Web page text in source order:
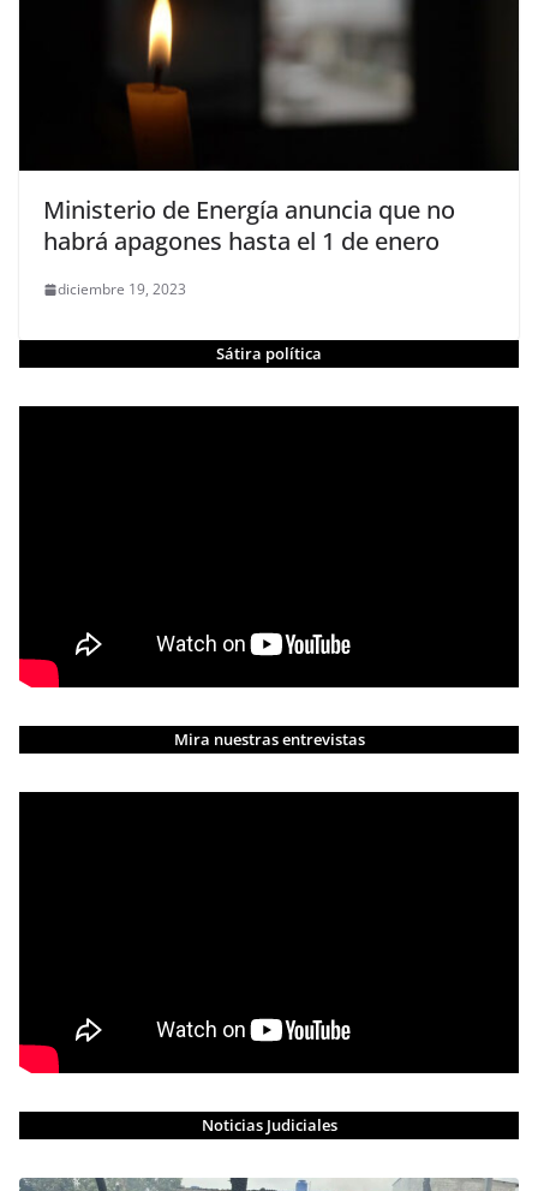
Ministerio de Energía anuncia que no
habrá apagones hasta el 1 de enero
diciembre 19, 2023
Sátira política
Mira nuestras entrevistas
Noticias Judiciales